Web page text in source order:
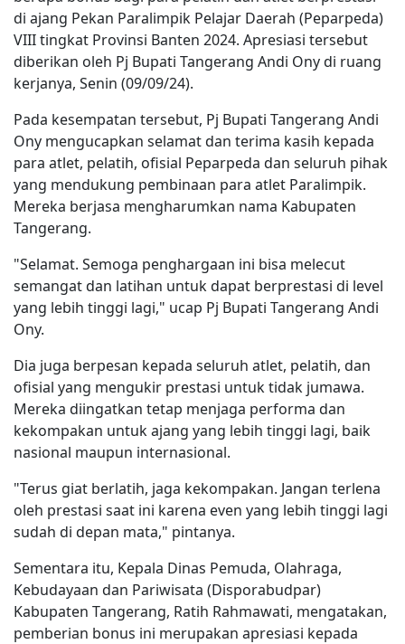
di ajang Pekan Paralimpik Pelajar Daerah (Peparpeda)
VIII tingkat Provinsi Banten 2024. Apresiasi tersebut
diberikan oleh Pj Bupati Tangerang Andi Ony di ruang
kerjanya, Senin (09/09/24).
Pada kesempatan tersebut, Pj Bupati Tangerang Andi
Ony mengucapkan selamat dan terima kasih kepada
para atlet, pelatih, ofisial Peparpeda dan seluruh pihak
yang mendukung pembinaan para atlet Paralimpik.
Mereka berjasa mengharumkan nama Kabupaten
Tangerang.
"Selamat. Semoga penghargaan ini bisa melecut
semangat dan latihan untuk dapat berprestasi di level
yang lebih tinggi lagi," ucap Pj Bupati Tangerang Andi
Ony.
Dia juga berpesan kepada seluruh atlet, pelatih, dan
ofisial yang mengukir prestasi untuk tidak jumawa.
Mereka diingatkan tetap menjaga performa dan
kekompakan untuk ajang yang lebih tinggi lagi, baik
nasional maupun internasional.
"Terus giat berlatih, jaga kekompakan. Jangan terlena
oleh prestasi saat ini karena even yang lebih tinggi lagi
sudah di depan mata," pintanya.
Sementara itu, Kepala Dinas Pemuda, Olahraga,
Kebudayaan dan Pariwisata (Disporabudpar)
Kabupaten Tangerang, Ratih Rahmawati, mengatakan,
pemberian bonus ini merupakan apresiasi kepada